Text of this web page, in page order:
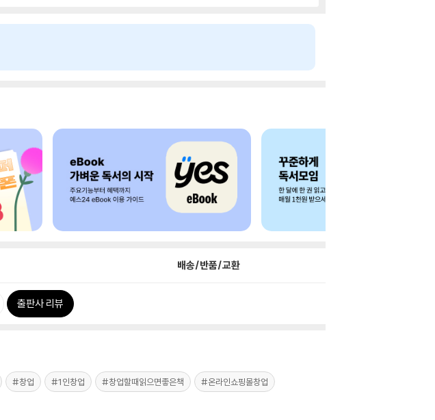
배송/반품/교환
출판사 리뷰
#창업 #1인창업 #창업할때읽으면좋은책 #온라인쇼핑몰창업